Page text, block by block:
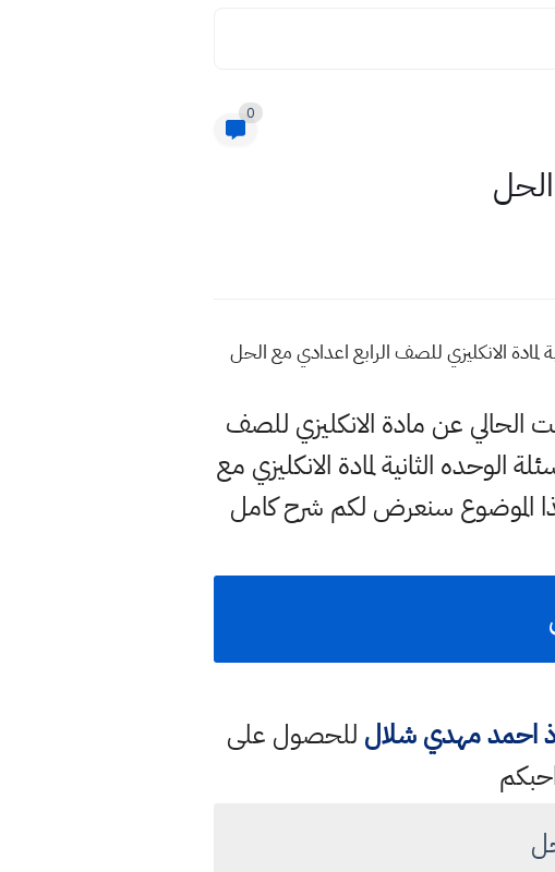
0
لمادة الانكليزي للصف الرابع اعدادي مع الحل
الحالي عن مادة الانكليزي للصف
الثانية لمادة الانكليزي مع
الموضوع سنعرض لكم شرح كامل
احمد مهدي شلال للحصول على